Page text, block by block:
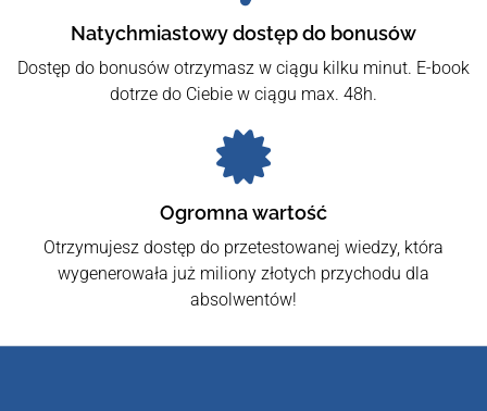
Natychmiastowy dostęp do bonusów
Dostęp do bonusów otrzymasz w ciągu kilku minut. E-book
dotrze do Ciebie w ciągu max. 48h.
Ogromna wartość
Otrzymujesz dostęp do przetestowanej wiedzy, która
wygenerowała już miliony złotych przychodu dla
absolwentów!